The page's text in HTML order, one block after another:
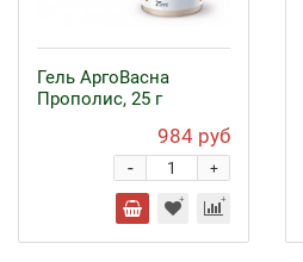
Гель АргоВасна
Прополис, 25 г
984 руб
+
-